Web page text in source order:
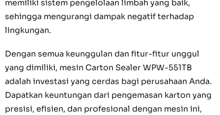
memiliki sistem pengelolaan limbah yang baik,
sehingga mengurangi dampak negatif terhadap
lingkungan.
Dengan semua keunggulan dan fitur-fitur unggul
yang dimiliki, mesin Carton Sealer WPW-551TB
adalah investasi yang cerdas bagi perusahaan Anda.
Dapatkan keuntungan dari pengemasan karton yang
presisi, efisien, dan profesional dengan mesin ini,